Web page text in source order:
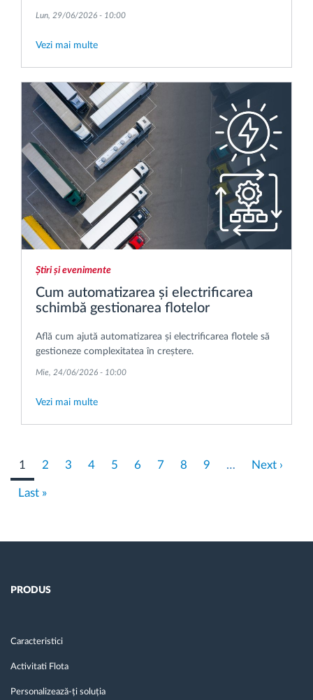
Lun, 29/06/2026 - 10:00
Vezi mai multe
Știri și evenimente
Cum automatizarea și electrificarea
schimbă gestionarea flotelor
Află cum ajută automatizarea și electrificarea flotele să
gestioneze complexitatea în creștere.
Mie, 24/06/2026 - 10:00
Vezi mai multe
Pagina
curentă
1 Pagina
2 Pagina
3 Pagina
4 Pagina
5 Pagina
6 Pagina
7 Pagina
8 Pagina
9 …
Pagina
Next ›
Last
Last »
PRODUS
Caracteristici
Activitati Flota
Personalizează-ți soluția